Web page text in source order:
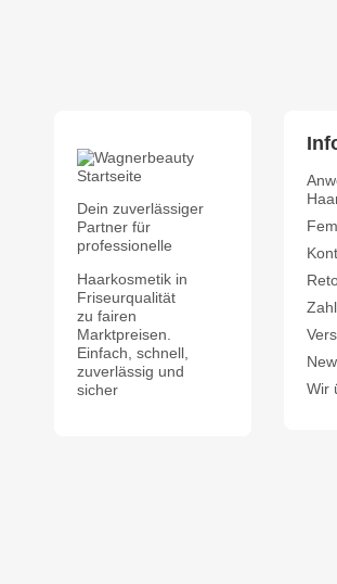
Dein zuverlässiger
Partner für
professionelle
Haarkosmetik in
Friseurqualität
zu fairen
Marktpreisen.
Einfach, schnell,
zuverlässig und
sicher
Wir